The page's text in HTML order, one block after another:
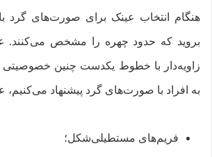
هنگام انتخاب عینک برای صورت‌های گرد
بروید که حدود چهره را مشخص می‌کنند.
زاویه‌دار با خطوط یکدست چنین خصوصیتی
به افراد با صورت‌های گرد پیشنهاد می‌کنیم،
فریم‌های مستطیلی‌شکل؛